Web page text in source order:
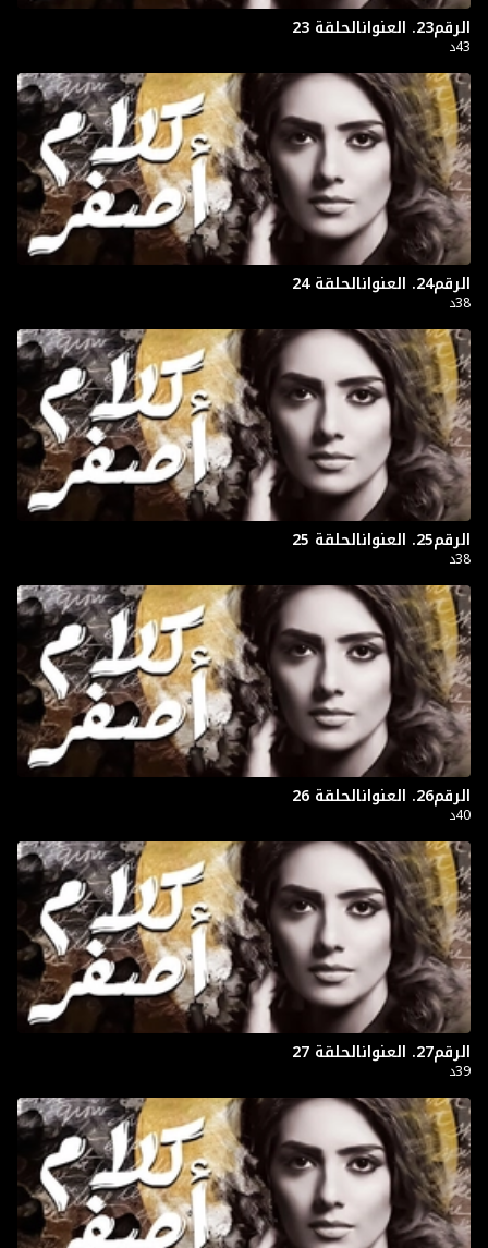
الرقم23. العنوانالحلقة 23
43د
الرقم24. العنوانالحلقة 24
38د
الرقم25. العنوانالحلقة 25
38د
الرقم26. العنوانالحلقة 26
40د
الرقم27. العنوانالحلقة 27
39د